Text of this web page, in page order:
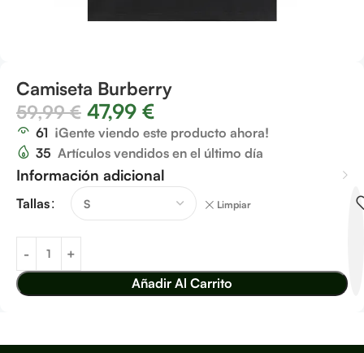
Camiseta Burberry
59,99€ 47,99 €
61 ¡Gente viendo este producto ahora!
35 Artículos vendidos en el último día
Información adicional
Tallas Limpiar
Añadir Al Carrito